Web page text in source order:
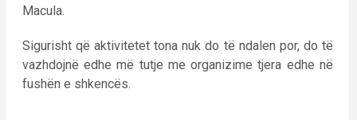
Macula.
Sigurisht që aktivitetet tona nuk do të ndalen por, do të
vazhdojnë edhe më tutje me organizime tjera edhe në
fushën e shkencës.